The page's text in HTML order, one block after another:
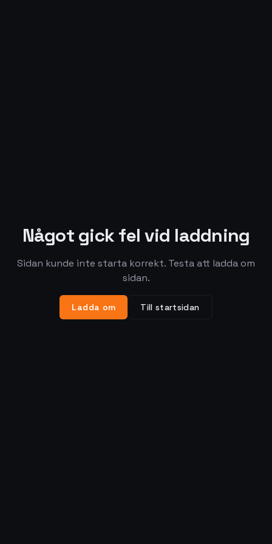
Något gick fel vid laddning
Sidan kunde inte starta korrekt. Testa att ladda om
sidan.
Ladda om Till startsidan